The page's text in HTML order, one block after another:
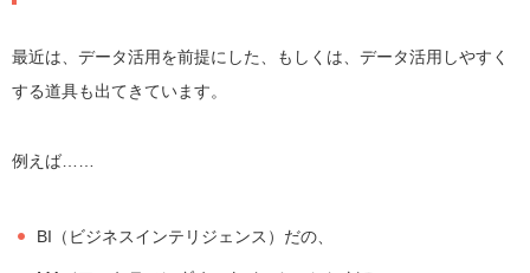
最近は、データ活用を前提にした、もしくは、データ活用しやすく
する道具も出てきています。
例えば……
BI（ビジネスインテリジェンス）だの、